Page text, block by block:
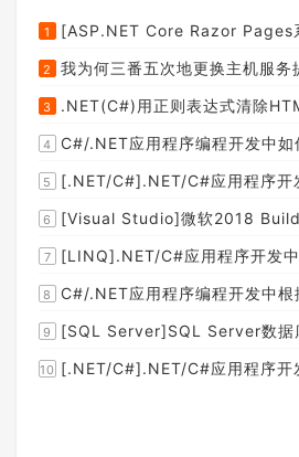
1 [ASP.NET Core Razor Pages系列教程]ASP.NET
2 我为何三番五次地更换主机服务
3 .NET(C#)用正则表达式清除HTML标签（包
4 C#/.NET应用程序编程开发中如何将两张或
5 [.NET/C#].NET/C#应用程序开发的单元测试中如何
6 [Visual Studio]微软2018 Build大会:发布Visual Studio,Visual Stuido for
7 [LINQ].NET/C#应用程序开发中如何使用LINQ查询集合中元素的
8 C#/.NET应用程序编程开发中根据查询条件动态创建
9 [SQL Server]SQL Server数据库中如
10 [.NET/C#].NET/C#应用程序开发中如何实现十进制